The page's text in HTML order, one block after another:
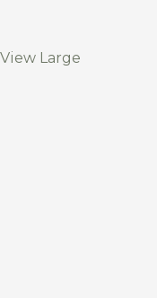
View Large